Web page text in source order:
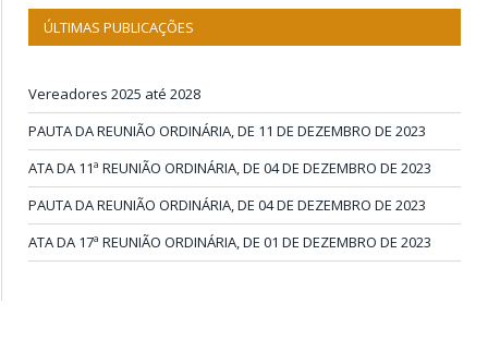
ÚLTIMAS PUBLICAÇÕES
Vereadores 2025 até 2028
PAUTA DA REUNIÃO ORDINÁRIA, DE 11 DE DEZEMBRO DE 2023
ATA DA 11ª REUNIÃO ORDINÁRIA, DE 04 DE DEZEMBRO DE 2023
PAUTA DA REUNIÃO ORDINÁRIA, DE 04 DE DEZEMBRO DE 2023
ATA DA 17ª REUNIÃO ORDINÁRIA, DE 01 DE DEZEMBRO DE 2023